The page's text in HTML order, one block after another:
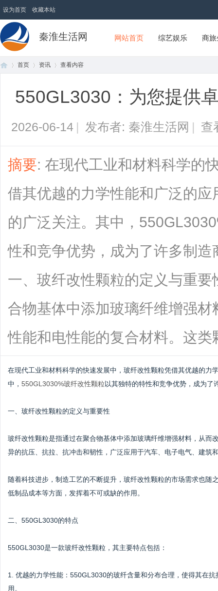
设为首页 收藏本站
秦淮生活网 网站首页 综艺娱乐 商
首页 资讯 查看内容
550GL3030：为您提供
2026-06-14 | 发布者: 秦淮生活网 | 查
摘要: 在现代工业和材料科学的
借其优越的力学性能和广泛的
的广泛关注。其中，
性和竞争优势，成为了许多制
一、玻纤改性颗粒的定义与重
合物基体中添加玻璃纤维增强
性能和电性能的复合材料。这类
在现代工业和材料科学的快速发展中，玻纤改性颗粒凭借其优越的力
中， 550GL3030%玻纤改性颗粒以其独特的特性和竞争优势，成为了
一、玻纤改性颗粒的定义与重要性
玻纤改性颗粒是指通过在聚合物基体中添加玻璃纤维增强材料，从而
异的抗压、抗拉、抗冲击和韧性，广泛应用于汽车、电子电气、建筑
随着科技进步，制造工艺的不断提升，玻纤改性颗粒的市场需求也
低制品成本等方面，发挥着不可或缺的作用。
二、550GL3030的特点
550GL3030是一款玻纤改性颗粒，其主要特点包括：
1. 优越的力学性能：550GL3030的玻纤含量和分布合理，使得其在
用。